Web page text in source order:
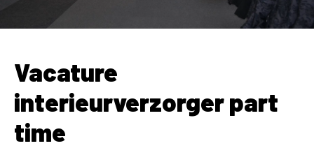
Vacature
interieurverzorger part
time